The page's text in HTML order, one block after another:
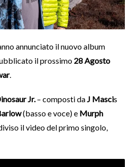
annunciato il nuovo album
il prossimo 28 Agosto
.
Jr.– composti da J Mascis
(basso e voce) e Murph
il video del primo singolo,